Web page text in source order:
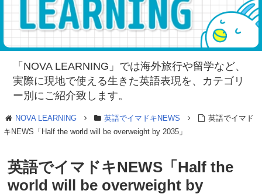
「NOVA LEARNING」では海外旅行や留学など、
実際に現地で使える生きた英語表現を、 カテゴリ
ー別にご紹介致します。
NOVA LEARNING 英語でイマドキNEWS
英語でイマド
キNEWS「Half the world will be overweight by 2035」
英語でイマドキNEWS「Half the
world will be overweight by